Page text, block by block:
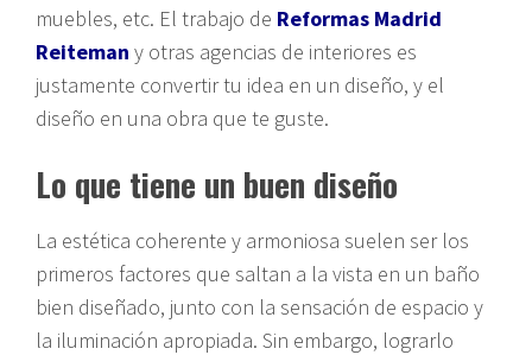
muebles, etc. El trabajo de Reformas Madrid
Reiteman y otras agencias de interiores es
justamente convertir tu idea en un diseño, y el
diseño en una obra que te guste.
Lo que tiene un buen diseño
La estética coherente y armoniosa suelen ser los
primeros factores que saltan a la vista en un baño
bien diseñado, junto con la sensación de espacio y
la iluminación apropiada. Sin embargo, lograrlo